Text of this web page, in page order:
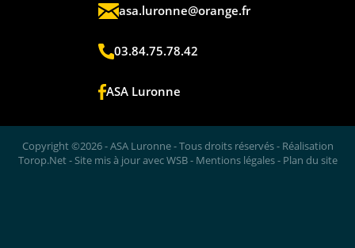
asa.luronne@orange.fr
03.84.75.78.42
ASA Luronne
Copyright ©2026 - ASA Luronne - Tous droits réservés - Réalisation
Torop.Net- Site mis à jour avecWSB- Mentions légales- Plan du site